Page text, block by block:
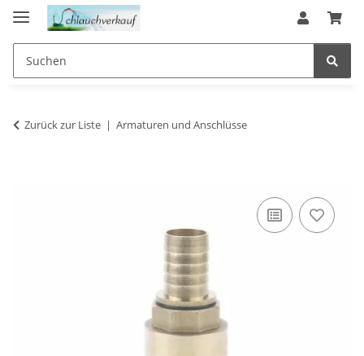
Zurück zur Liste Armaturen und Anschlüsse